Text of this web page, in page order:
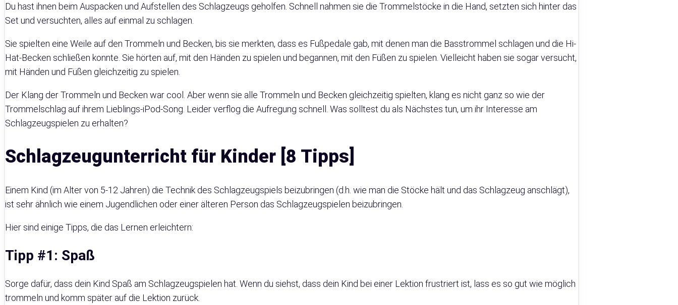
Du hast ihnen beim Auspacken und Aufstellen des Schlagzeugs geholfen. Schnell nahmen sie die Trommelstöcke in die Hand, setzten sich hinter das
Set und versuchten, alles auf einmal zu schlagen.
Sie spielten eine Weile auf den Trommeln und Becken, bis sie merkten, dass es Fußpedale gab, mit denen man die Basstrommel schlagen und die Hi-
Hat-Becken schließen konnte. Sie hörten auf, mit den Händen zu spielen und begannen, mit den Füßen zu spielen. Vielleicht haben sie sogar versucht,
mit Händen und Füßen gleichzeitig zu spielen.
Der Klang der Trommeln und Becken war cool. Aber wenn sie alle Trommeln und Becken gleichzeitig spielten, klang es nicht ganz so wie der
Trommelschlag auf ihrem Lieblings-iPod-Song. Leider verflog die Aufregung schnell. Was solltest du als Nächstes tun, um ihr Interesse am
Schlagzeugspielen zu erhalten?
Schlagzeugunterricht für Kinder [8 Tipps]
Einem Kind (im Alter von 5-12 Jahren) die Technik des Schlagzeugspiels beizubringen (d.h. wie man die Stöcke hält und das Schlagzeug anschlägt),
ist sehr ähnlich wie einem Jugendlichen oder einer älteren Person das Schlagzeugspielen beizubringen.
Hier sind einige Tipps, die das Lernen erleichtern:
Tipp #1: Spaß
Sorge dafür, dass dein Kind Spaß am Schlagzeugspielen hat. Wenn du siehst, dass dein Kind bei einer Lektion frustriert ist, lass es so gut wie möglich
trommeln und komm später auf die Lektion zurück.